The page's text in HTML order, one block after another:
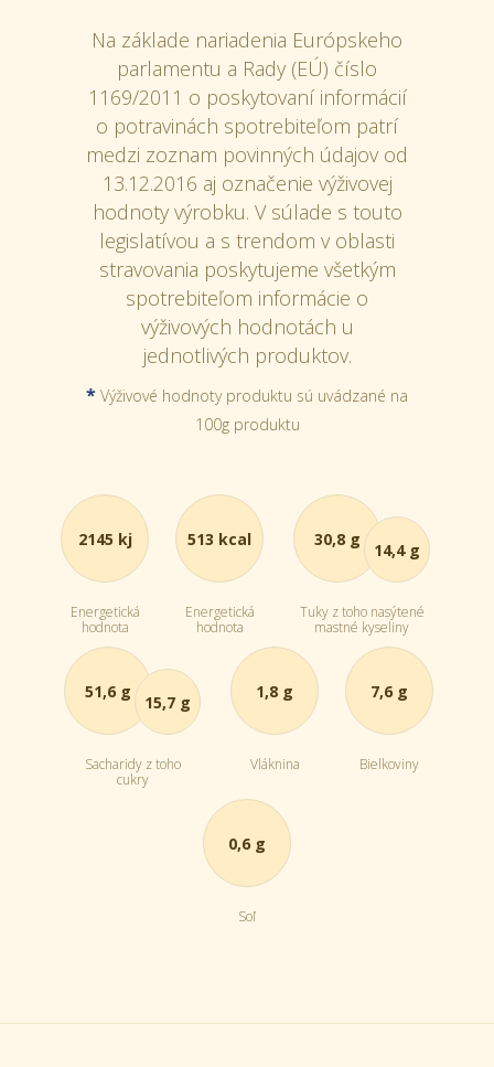
Na základe nariadenia Európskeho
parlamentu a Rady (EÚ) číslo
1169/2011 o poskytovaní informácií
o potravinách spotrebiteľom patrí
medzi zoznam povinných údajov od
13.12.2016 aj označenie výživovej
hodnoty výrobku. V súlade s touto
legislatívou a s trendom v oblasti
stravovania poskytujeme všetkým
spotrebiteľom informácie o
výživových hodnotách u
jednotlivých produktov.
* Výživové hodnoty produktu sú uvádzané na
100g produktu
2145 kj
Energetická
hodnota
513 kcal
Energetická
hodnota
30,8 g
14,4 g
Tuky z toho nasýtené
mastné kyseliny
51,6 g
15,7 g
Sacharidy z toho
cukry
1,8 g
Vláknina
7,6 g
Bielkoviny
0,6 g
Soľ